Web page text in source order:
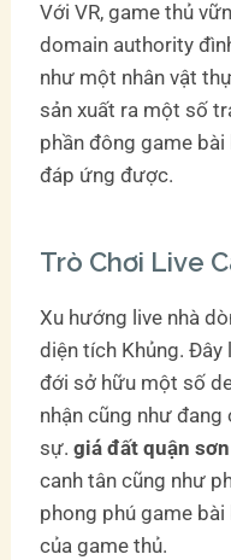
Với VR, game thủ
domain authority
như một nhân vật
sản xuất ra một số
phần đông game
đáp ứng được.
Trò Chơi Live
Xu hướng live nhà
diện tích Khủng. Đây
đới sở hữu một số
nhận cũng như
sự.giá đất quận
canh tân cũng như
phong phú game
của game thủ.